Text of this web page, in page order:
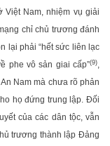
Nam, nhiệm vụ giải
chỉ chủ trương đánh
lại phải “hết sức liên lạc
phe vô sản giai cấp”(9),
Nam mà chưa rõ phản
họ đứng trung lập. Đối
của các dân tộc, vẫn
trương thành lập Đảng